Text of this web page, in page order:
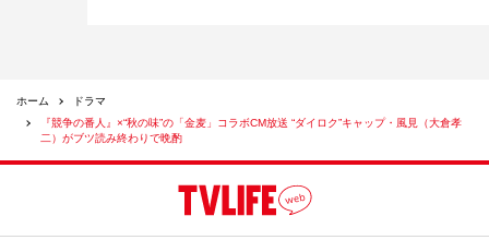
ホーム
ドラマ
『競争の番人』×“秋の味”の「金麦」コラボCM放送 “ダイロク”キャップ・風見（大倉孝
二）がブツ読み終わりで晩酌